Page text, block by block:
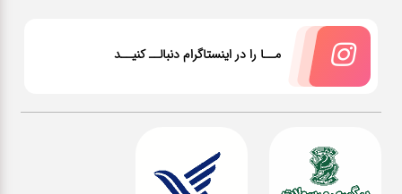
مــا را در اینستاگرام دنبالــ کنیــد